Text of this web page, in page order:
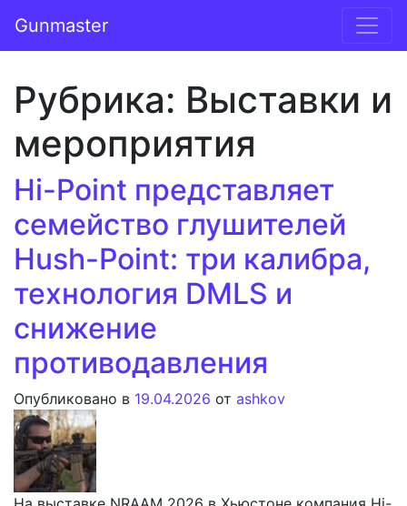
Основная навигация
Gunmaster
Рубрика: Выставки и
мероприятия
Hi-Point представляет
семейство глушителей
Hush-Point: три калибра,
технология DMLS и
снижение
противодавления
Опубликовано в 19.04.2026 от ashkov